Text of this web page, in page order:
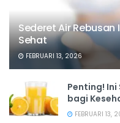
Sederet Air
Sehat
FEBRUARI 13, 2026
Penting!
bagi
FEBRUARI 13,